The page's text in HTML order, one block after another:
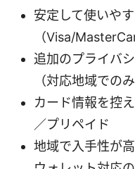
安定して使いや
（Visa/
追加のプライバ
（対応地域でのみ
カード情報を控
／プリペイド
地域で入手性が